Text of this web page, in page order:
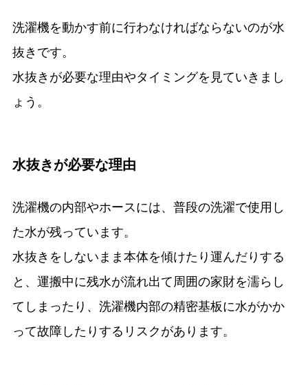
洗濯機を動かす前に行わなければならないのが水
抜きです。
水抜きが必要な理由やタイミングを見ていきまし
ょう。
水抜きが必要な理由
洗濯機の内部やホースには、普段の洗濯で使用し
た水が残っています。
水抜きをしないまま本体を傾けたり運んだりする
と、運搬中に残水が流れ出て周囲の家財を濡らし
てしまったり、洗濯機内部の精密基板に水がかか
って故障したりするリスクがあります。